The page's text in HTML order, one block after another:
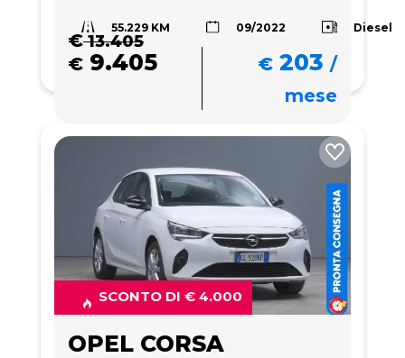
55.229 KM 09/2022 Diesel
€13.405
€ 9.405 € 203 /
mese
SCONTO DI € 4.000
OPEL CORSA